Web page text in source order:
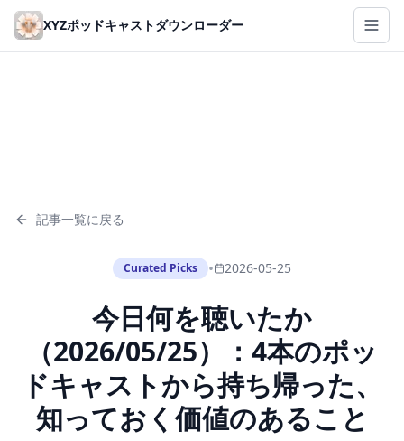
Skip to main content
XYZポッドキャストダウンローダー
記事一覧に戻る
Curated Picks • 2026-05-25
今日何を聴いたか
（2026/05/25）：4本のポッ
ドキャストから持ち帰った、
知っておく価値のあること